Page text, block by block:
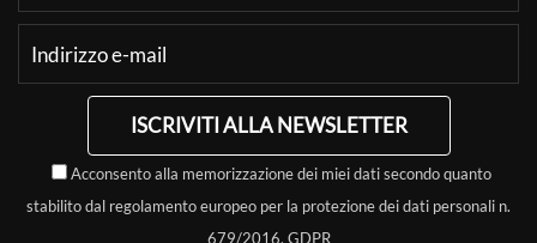
ISCRIVITI ALLA NEWSLETTER
Acconsento alla memorizzazione dei miei dati secondo quanto
stabilito dal regolamento europeo per la protezione dei dati personali n.
679/2016, GDPR